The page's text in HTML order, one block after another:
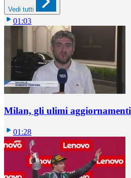
Vedi tutti
01:03
Milan, gli ulimi aggiornamenti
01:28